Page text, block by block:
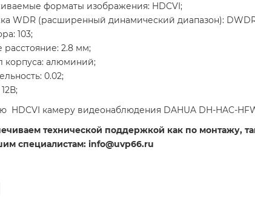
форматы изображения: HDCVI;
WDR (расширенный динамический диапазон):
103;
расстояние: 2.8 мм;
корпуса: алюминий;
0.02;
HDCVI камеру видеонаблюдения DAHUA DH-HAC-
технической поддержкой как по монтажу,
специалистам: info@uvp66.ru